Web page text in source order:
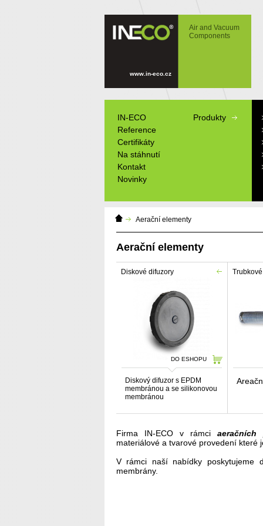
Aerační elementy - diskové difuzory,
trubkové difuzory, aerační membrána
Air and Vacuum
Components
www.in-eco.cz
Domácí
stránka
Aerační elementy
Aerační elementy
Diskové difuzory
DO ESHOPU
Diskový difuzor s EPDM
membránou a se silikonovou
membránou
Firma IN-ECO v rámci aeračních
materiálové a tvarové provedení které
V rámci naší nabídky poskytujeme
membrány.
IN-ECO
Reference
Certifikáty
Na stáhnutí
Kontakt
Novinky
Produkty